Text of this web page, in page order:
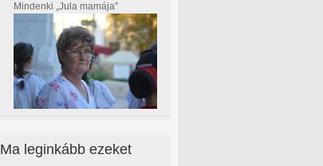
Mindenki „Jula mamája”
Ma leginkább ezeket